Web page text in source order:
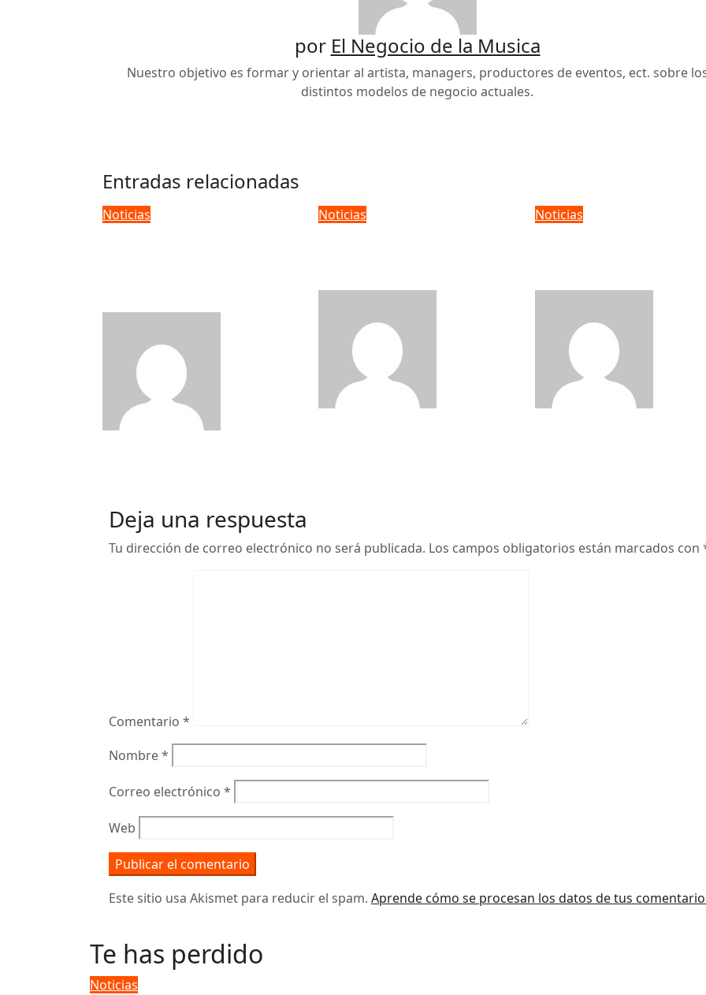
por El Negocio de la Musica
Nuestro objetivo es formar y orientar al artista, managers, productores de eventos, ect. sobre
distintos modelos de negocio actuales.
Entradas relacionadas
Noticias Noticias Noticias
Deja una respuesta
Tu dirección de correo electrónico no será publicada. Los campos obligatorios están marcados con
Comentario *
Nombre*
Correo electrónico *
Web
Este sitio usa Akismet para reducir el spam. Aprende cómo se procesan los datos de tus
Te has perdido
Noticias